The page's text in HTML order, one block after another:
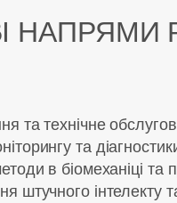
НАПРЯМИ
та технічне
та
в біомеханіці та
штучного інтелекту